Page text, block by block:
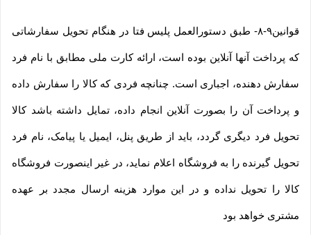
قوانین۹-۸- طبق دستورالعمل پلیس فتا در هنگام تحویل سفارشاتی
که پرداخت آنها آنلاین بوده است، ارائه کارت ملی مطابق با نام فرد
سفارش دهنده، اجباری است. چنانچه فردی که کالا را سفارش داده
و پرداخت آن را بصورت آنلاین انجام داده، تمایل داشته باشد کالا
تحویل فرد دیگری گردد، باید از طریق پنل، ایمیل یا پیامک، نام فرد
تحویل گیرنده را به فروشگاه اعلام نماید، در غیر اینصورت فروشگاه
کالا را تحویل نداده و در این موارد هزینه ارسال مجدد بر عهده
مشتری خواهد بود